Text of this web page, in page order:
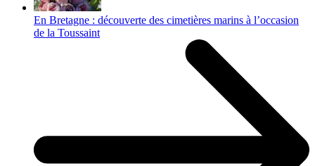
En Bretagne : découverte des cimetières marins à l’occasion
de la Toussaint